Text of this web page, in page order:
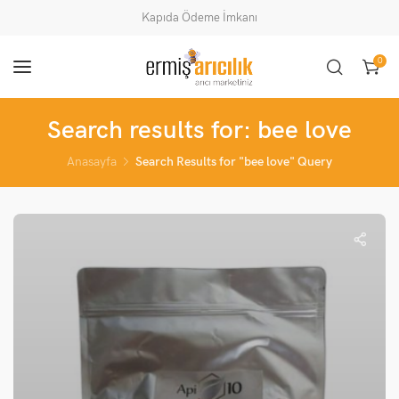
Kapıda Ödeme İmkanı
0
Search results for: bee love
Anasayfa Search Results for "bee love" Query